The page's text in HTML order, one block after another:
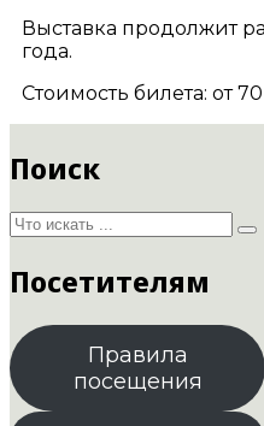
Выставка продолжит
года.
Стоимость билета: от
Поиск
Посетителям
Правила
посещения